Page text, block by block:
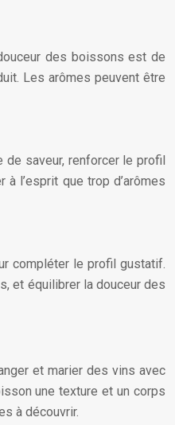
des boissons est de
Les arômes peuvent être
saveur, renforcer le profil
l’esprit que trop d’arômes
compléter le profil gustatif.
et équilibrer la douceur des
et marier des vins avec
une texture et un corps
à découvrir.